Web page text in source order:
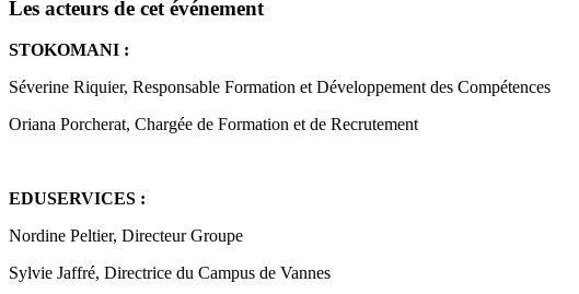
Les acteurs de cet événement
STOKOMANI :
Séverine Riquier, Responsable Formation et Développement des Compétences
Oriana Porcherat, Chargée de Formation et de Recrutement
EDUSERVICES :
Nordine Peltier, Directeur Groupe
Sylvie Jaffré, Directrice du Campus de Vannes